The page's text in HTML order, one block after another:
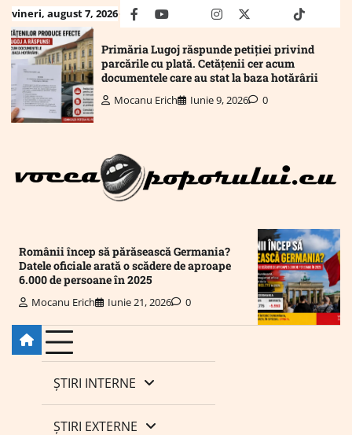
Skip
to
content
vineri, august 7, 2026 facebookyoutubeMailinstagram
twitter truthtiktok
Primăria Lugoj răspunde petiției privind
parcările cu plată. Cetățenii cer acum
documentele care au stat la baza hotărârii
Mocanu Erich Iunie 9, 2026 0
Românii încep să părăsească Germania?
Datele oficiale arată o scădere de aproape
6.000 de persoane în 2025
Mocanu Erich Iunie 21, 2026 0
ȘTIRI INTERNE
ȘTIRI EXTERNE